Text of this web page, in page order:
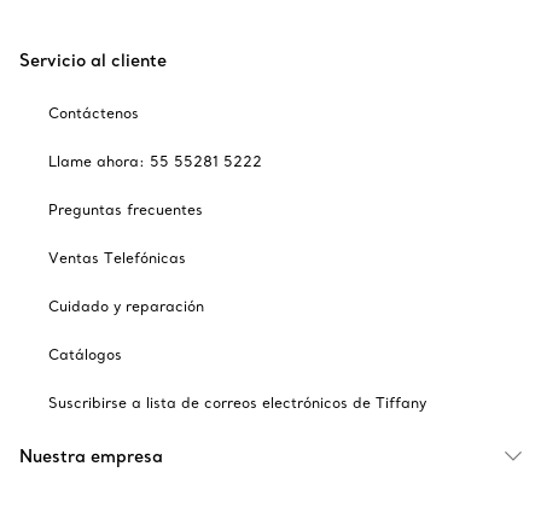
Servicio al cliente
Contáctenos
Llame ahora: 55 55281 5222
Preguntas frecuentes
Ventas Telefónicas
Cuidado y reparación
Catálogos
Suscribirse a lista de correos electrónicos de Tiffany
Nuestra empresa